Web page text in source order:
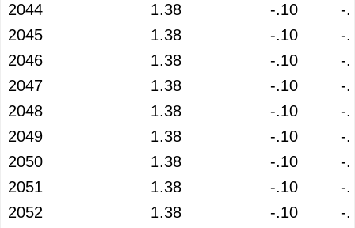
2044
1.38 -.10
-
2045
1.38 -.10
-
2046
1.38 -.10
-
2047
1.38 -.10
-
2048
1.38 -.10
-
2049
1.38 -.10
-
2050
1.38 -.10
-
2051
1.38 -.10
-
2052
1.38 -.10
-